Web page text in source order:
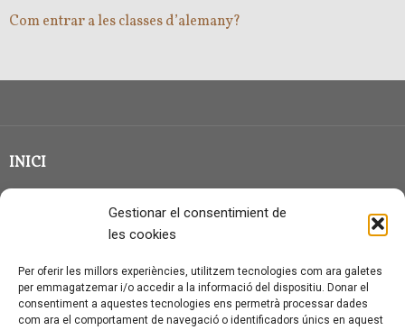
Gestionar el consentimient de
les cookies
Per oferir les millors experiències, utilitzem tecnologies com ara galetes
per emmagatzemar i/o accedir a la informació del dispositiu. Donar el
consentiment a aquestes tecnologies ens permetrà processar dades
com ara el comportament de navegació o identificadors únics en aquest
Com entrar a les classes d’alemany?
INICI
QUI SOC?
CONTACTE